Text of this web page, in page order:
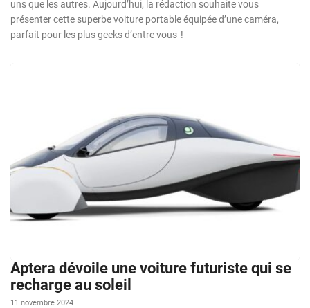
uns que les autres. Aujourd’hui, la rédaction souhaite vous
présenter cette superbe voiture portable équipée d’une caméra,
parfait pour les plus geeks d’entre vous !
Aptera dévoile une voiture futuriste qui se
recharge au soleil
11 novembre 2024